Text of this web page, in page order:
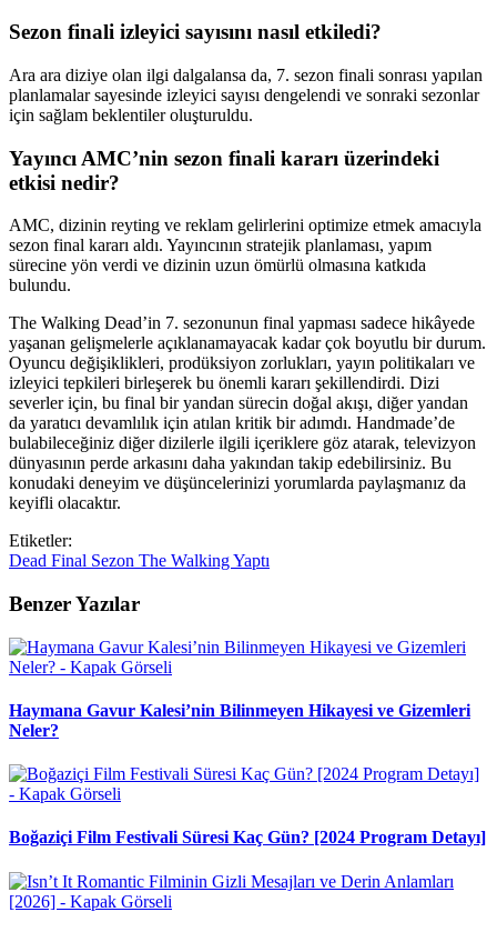
Sezon finali izleyici sayısını nasıl etkiledi?
Ara ara diziye olan ilgi dalgalansa da, 7. sezon finali sonrası yapılan
planlamalar sayesinde izleyici sayısı dengelendi ve sonraki sezonlar
için sağlam beklentiler oluşturuldu.
Yayıncı AMC’nin sezon finali kararı üzerindeki
etkisi nedir?
AMC, dizinin reyting ve reklam gelirlerini optimize etmek amacıyla
sezon final kararı aldı. Yayıncının stratejik planlaması, yapım
sürecine yön verdi ve dizinin uzun ömürlü olmasına katkıda
bulundu.
The Walking Dead’in 7. sezonunun final yapması sadece hikâyede
yaşanan gelişmelerle açıklanamayacak kadar çok boyutlu bir durum.
Oyuncu değişiklikleri, prodüksiyon zorlukları, yayın politikaları ve
izleyici tepkileri birleşerek bu önemli kararı şekillendirdi. Dizi
severler için, bu final bir yandan sürecin doğal akışı, diğer yandan
da yaratıcı devamlılık için atılan kritik bir adımdı. Handmade’de
bulabileceğiniz diğer dizilerle ilgili içeriklere göz atarak, televizyon
dünyasının perde arkasını daha yakından takip edebilirsiniz. Bu
konudaki deneyim ve düşüncelerinizi yorumlarda paylaşmanız da
keyifli olacaktır.
Etiketler:
Dead Final Sezon The WalkingYaptı
Benzer Yazılar
Haymana Gavur Kalesi’nin Bilinmeyen Hikayesi ve Gizemleri
Neler?
Boğaziçi Film Festivali Süresi Kaç Gün? [2024 Program Detayı]